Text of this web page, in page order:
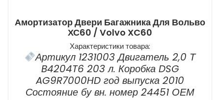
Амортизатор Двери Багажника Для Вольво
ХС60 / Volvo XC60
Характеристики товара:
Артикул 1231003 Двигатель 2,0 Т
B4204T6 203 л. Коробка DSG
AG9R7000HD год выпуска 2010
Состояние бу вн. номер 24451 ОЕМ